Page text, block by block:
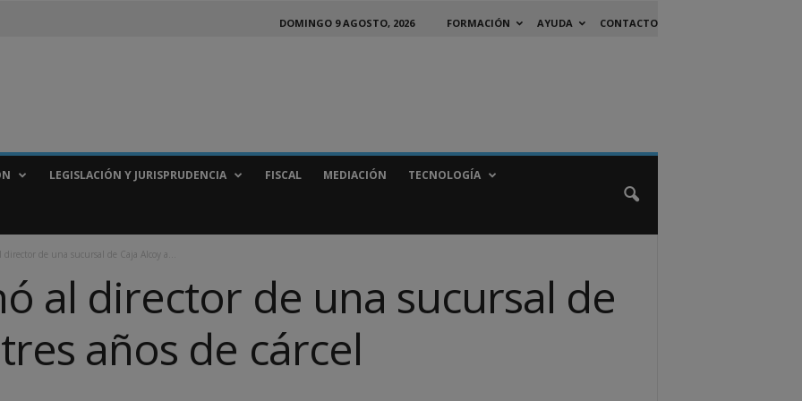
DOMINGO 9 AGOSTO, 2026 FORMACIÓN AYUDA CONTACTO
LEGISLACIÓN Y JURISPRUDENCIA FISCAL MEDIACIÓN TECNOLOGÍA
director de una sucursal de Caja Alcoy a...
al director de una sucursal de
años de cárcel